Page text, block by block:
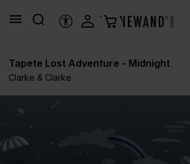
springen
HILFSTOOLS
Tapete Lost Adventure - Midnight
Clarke & Clarke